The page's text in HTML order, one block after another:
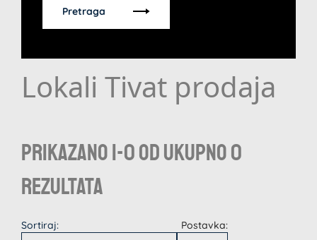
Pretraga
Lokali Tivat prodaja
Prikazano 1-0 od ukupno 0
rezultata
Postavka:
Sortiraj: